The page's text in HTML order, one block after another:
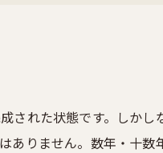
れた状態です。しか
ありません。数年・十